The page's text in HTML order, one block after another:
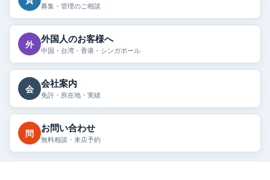
募集・管理のご相談
外 外国人のお客様へ
中国・台湾・香港・シンガポール
会 会社案内
免許・所在地・実績
問 お問い合わせ
無料相談・来店予約